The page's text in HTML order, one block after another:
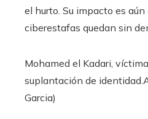
el hurto. Su impacto es
ciberestafas quedan sin
Mohamed el Kadari,
suplantación de identidad.
Garcia)